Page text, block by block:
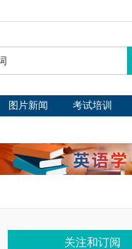
图片新闻 考试培训
关注和订阅